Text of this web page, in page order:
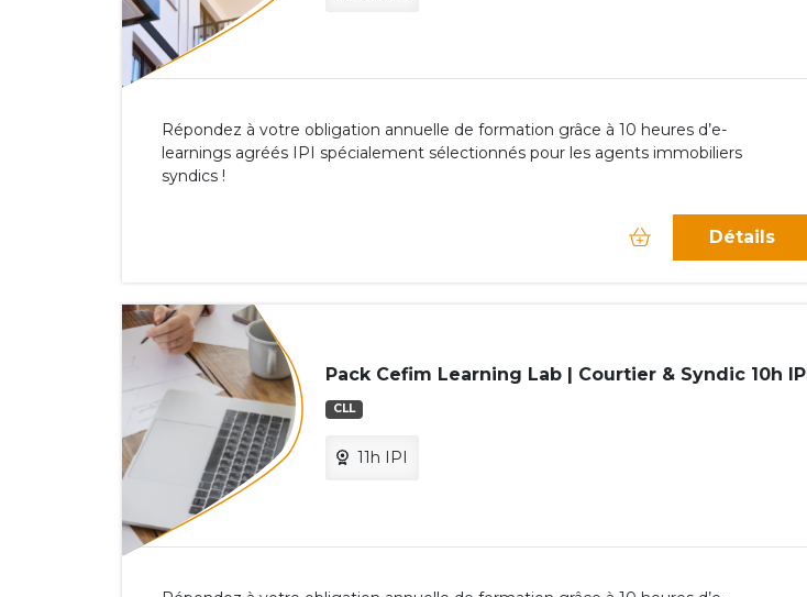
Répondez à votre obligation annuelle de formation grâce à 10 heures d’e-
learnings agréés IPI spécialement sélectionnés pour les agents immobiliers
syndics !
Détails
Pack Cefim Learning Lab | Courtier & Syndic 10h IPI
CLL
11h IPI